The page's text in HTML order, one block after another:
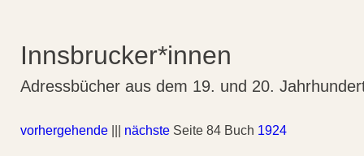
Innsbrucker*innen
Adressbücher aus dem 19. und 20.
vorhergehende nächste Seite 84 Buch 1924